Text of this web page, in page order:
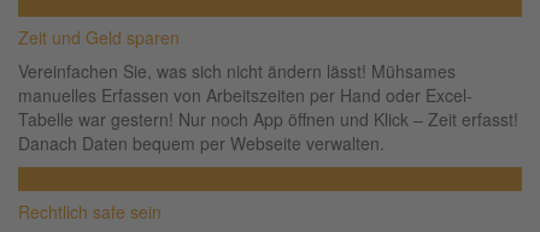
Zeit und Geld sparen
Vereinfachen Sie, was sich nicht ändern lässt! Mühsames
manuelles Erfassen von Arbeitszeiten per Hand oder Excel-
Tabelle war gestern! Nur noch App öffnen und Klick – Zeit erfasst!
Danach Daten bequem per Webseite verwalten.
Rechtlich safe sein